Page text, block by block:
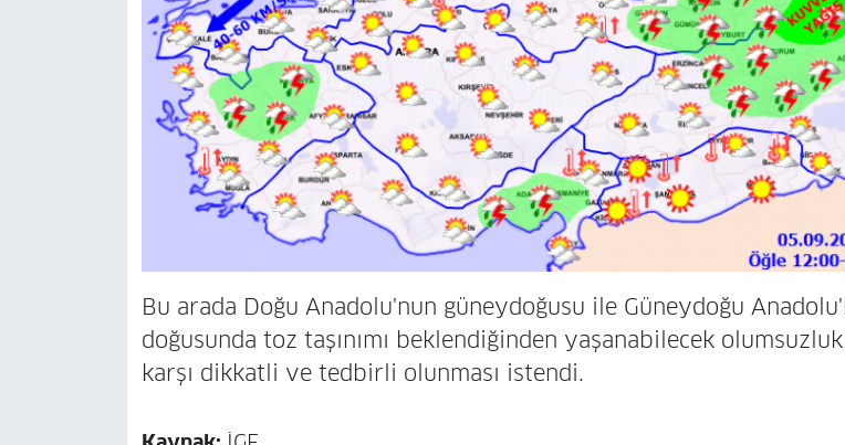
Bu arada Doğu Anadolu'nun güneydoğusu ile Güneydoğu
doğusunda toz taşınımı beklendiğinden yaşanabilecek
karşı dikkatli ve tedbirli olunması istendi.